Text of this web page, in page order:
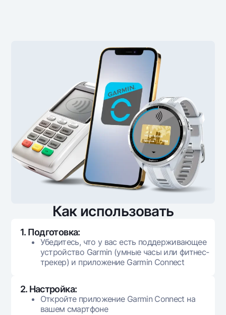
+998 78 148-00-101344
Как использовать
1. Подготовка:
Убедитесь, что у вас есть поддерживающее
устройство Garmin (умные часы или фитнес-
трекер) и приложение Garmin Connect
2. Настройка:
Откройте приложение Garmin Connect на
вашем смартфоне